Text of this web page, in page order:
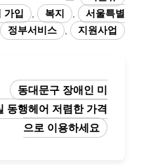
테
고
리
가입 , 복지 ,
서울특별
정부서비스 , 지원사업
동대문구 장애인 미
동행헤어 저렴한 가격
으로 이용하세요